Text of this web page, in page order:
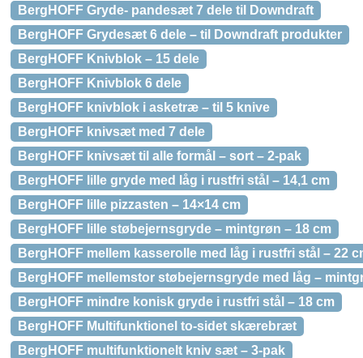
BergHOFF Gryde- pandesæt 7 dele til Downdraft
BergHOFF Grydesæt 6 dele – til Downdraft produkter
BergHOFF Knivblok – 15 dele
BergHOFF Knivblok 6 dele
BergHOFF knivblok i asketræ – til 5 knive
BergHOFF knivsæt med 7 dele
BergHOFF knivsæt til alle formål – sort – 2-pak
BergHOFF lille gryde med låg i rustfri stål – 14,1 cm
BergHOFF lille pizzasten – 14×14 cm
BergHOFF lille støbejernsgryde – mintgrøn – 18 cm
BergHOFF mellem kasserolle med låg i rustfri stål – 22
BergHOFF mellemstor støbejernsgryde med låg –
BergHOFF mindre konisk gryde i rustfri stål – 18 cm
BergHOFF Multifunktionel to-sidet skærebræt
BergHOFF multifunktionelt kniv sæt – 3-pak